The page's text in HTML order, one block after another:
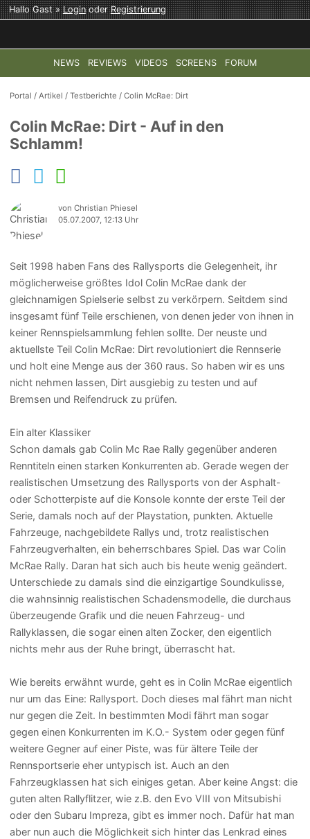
Hallo Gast »LoginoderRegistrierung
NEWS REVIEWS VIDEOS SCREENS FORUM
TOP-THEMEN: COD: MODERN WARFARE 4 HALO:
Portal /Artikel /Testberichte /Colin McRae: Dirt
Colin McRae: Dirt - Auf in den
Schlamm!
von Christian Phiesel
05.07.2007, 12:13 Uhr
Seit 1998 haben Fans des Rallysports die Gelegenheit, ihr
möglicherweise größtes Idol Colin McRae dank der
gleichnamigen Spielserie selbst zu verkörpern. Seitdem sind
insgesamt fünf Teile erschienen, von denen jeder von ihnen in
keiner Rennspielsammlung fehlen sollte. Der neuste und
aktuellste Teil Colin McRae: Dirt revolutioniert die Rennserie
und holt eine Menge aus der 360 raus. So haben wir es uns
nicht nehmen lassen, Dirt ausgiebig zu testen und auf
Bremsen und Reifendruck zu prüfen.
Ein alter Klassiker
Schon damals gab Colin Mc Rae Rally gegenüber anderen
Renntiteln einen starken Konkurrenten ab. Gerade wegen der
realistischen Umsetzung des Rallysports von der Asphalt-
oder Schotterpiste auf die Konsole konnte der erste Teil der
Serie, damals noch auf der Playstation, punkten. Aktuelle
Fahrzeuge, nachgebildete Rallys und, trotz realistischen
Fahrzeugverhalten, ein beherrschbares Spiel. Das war Colin
McRae Rally. Daran hat sich auch bis heute wenig geändert.
Unterschiede zu damals sind die einzigartige Soundkulisse,
die wahnsinnig realistischen Schadensmodelle, die durchaus
überzeugende Grafik und die neuen Fahrzeug- und
Rallyklassen, die sogar einen alten Zocker, den eigentlich
nichts mehr aus der Ruhe bringt, überrascht hat.
Wie bereits erwähnt wurde, geht es in Colin McRae eigentlich
nur um das Eine: Rallysport. Doch dieses mal fährt man nicht
nur gegen die Zeit. In bestimmten Modi fährt man sogar
gegen einen Konkurrenten im K.O.- System oder gegen fünf
weitere Gegner auf einer Piste, was für ältere Teile der
Rennsportserie eher untypisch ist. Auch an den
Fahrzeugklassen hat sich einiges getan. Aber keine Angst: die
guten alten Rallyflitzer, wie z.B. den Evo VIII von Mitsubishi
oder den Subaru Impreza, gibt es immer noch. Dafür hat man
aber nun auch die Möglichkeit sich hinter das Lenkrad eines